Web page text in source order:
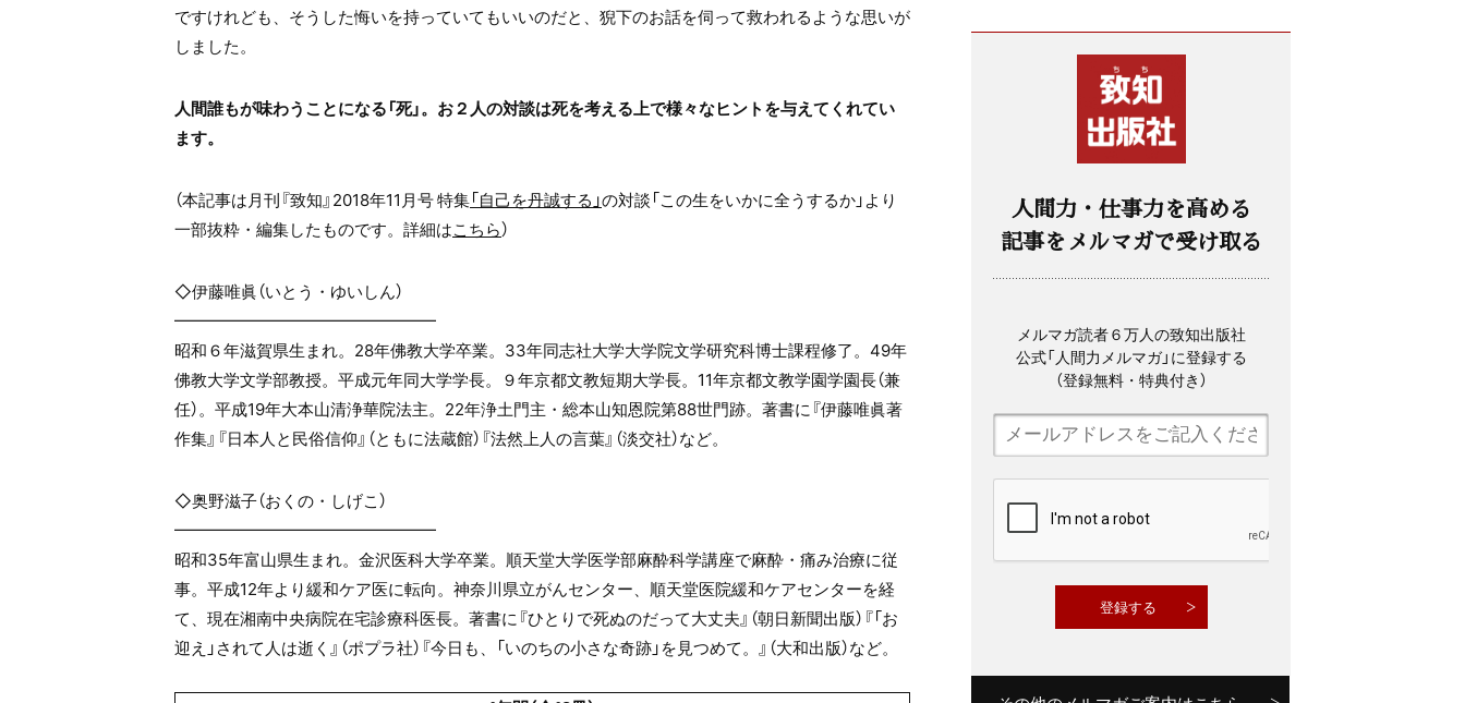
ですけれども、そうした悔いを持っていてもいいのだと、猊下のお話を伺って救われるような思いが
しました。
人間誰もが味わうことになる「死」。お２人の対談は死を考える上で様々なヒントを与えてくれてい
ます。
（本記事は月刊『致知』2018年11月号 特集「自己を丹誠する」の対談「この生をいかに全うするか」より
一部抜粋・編集したものです。詳細はこちら）
◇伊藤唯眞（いとう・ゆいしん）
━━━━━━━━━━━━━━━━
昭和６年滋賀県生まれ。28年佛教大学卒業。33年同志社大学大学院文学研究科博士課程修了。49年
佛教大学文学部教授。平成元年同大学学長。９年京都文教短期大学長。11年京都文教学園学園長（兼
任）。平成19年大本山清浄華院法主。22年浄土門主・総本山知恩院第88世門跡。著書に『伊藤唯眞著
作集』『日本人と民俗信仰』（ともに法蔵館）『法然上人の言葉』（淡交社）など。
◇奥野滋子（おくの・しげこ）
━━━━━━━━━━━━━━━━
昭和35年富山県生まれ。金沢医科大学卒業。順天堂大学医学部麻酔科学講座で麻酔・痛み治療に従
事。平成12年より緩和ケア医に転向。神奈川県立がんセンター、順天堂医院緩和ケアセンターを経
て、現在湘南中央病院在宅診療科医長。著書に『ひとりで死ぬのだって大丈夫』（朝日新聞出版）『「お
迎え」されて人は逝く』（ポプラ社）『今日も、「いのちの小さな奇跡」を見つめて。』（大和出版）など。
人間力・仕事力を高める
記事をメルマガで受け取る
メルマガ読者６万人の致知出版社
公式「人間力メルマガ」に登録する
（登録無料・特典付き）